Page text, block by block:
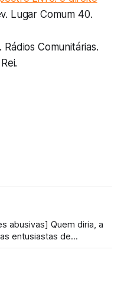
Lugar Comum 40.
Rádios Comunitárias.
Quem diria, a
entusiastas de
rede mundial foi